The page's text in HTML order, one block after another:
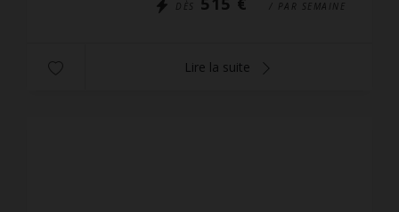
DÈS / PAR SEMAINE
Lire la suite